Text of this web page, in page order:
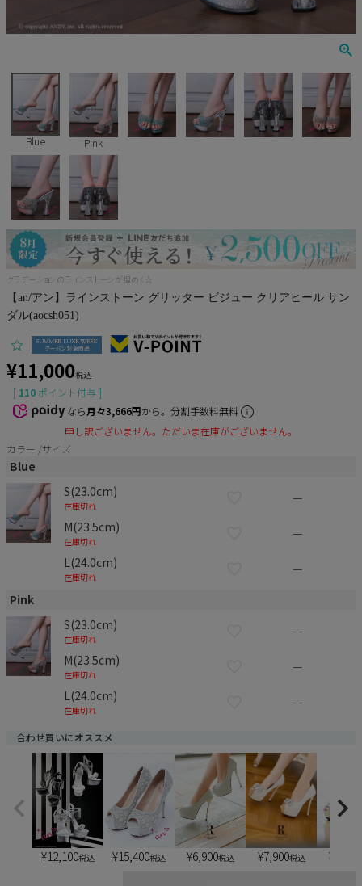
JENNNY
COMEX
Rechercher
Pleaser
Blue Pink
グラデーションのラインストーンが煌めく☆
【an/アン】ラインストーン グリッター ビジュー クリアヒール サン
ダル(aocsh051)
¥11,000税込
[ 110 ポイント付与 ]
なら月々3,666円から。分割手数料無料
申し訳ございません。ただいま在庫がございません。
カラー
サイズ
Blue
S(23.0cm)
在庫切れ
—
M(23.5cm)
在庫切れ
—
L(24.0cm)
在庫切れ
—
Pink
S(23.0cm)
在庫切れ
—
M(23.5cm)
在庫切れ
—
L(24.0cm)
在庫切れ
—
合わせ買いにオススメ
¥12,100税込 ¥15,400税込 ¥6,900税込 ¥7,900税込 ¥